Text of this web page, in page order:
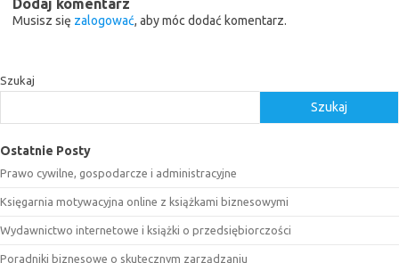
Dodaj komentarz
Musisz się zalogować, aby móc dodać komentarz.
Szukaj
Szukaj
Ostatnie Posty
Prawo cywilne, gospodarcze i administracyjne
Księgarnia motywacyjna online z książkami biznesowymi
Wydawnictwo internetowe i książki o przedsiębiorczości
Poradniki biznesowe o skutecznym zarządzaniu